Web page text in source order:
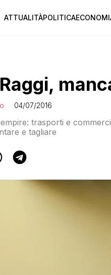
ATTUALITÀPOLITICA
04/07/2016
trasporti e
e tagliare